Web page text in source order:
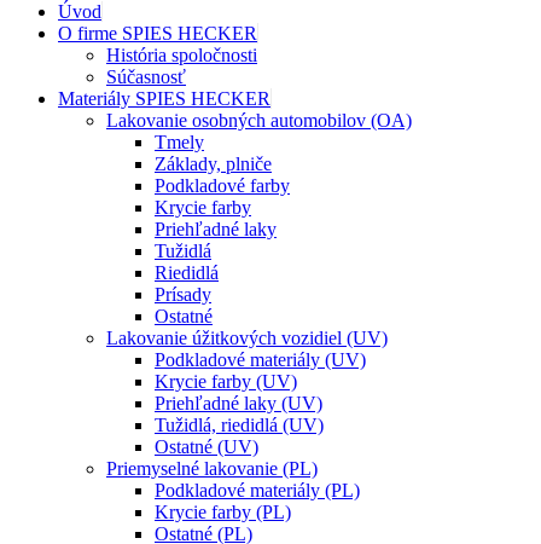
Úvod
O firme SPIES HECKER
História spoločnosti
Súčasnosť
Materiály SPIES HECKER
Lakovanie osobných automobilov (OA)
Tmely
Základy, plniče
Podkladové farby
Krycie farby
Priehľadné laky
Tužidlá
Riedidlá
Prísady
Ostatné
Lakovanie úžitkových vozidiel (UV)
Podkladové materiály (UV)
Krycie farby (UV)
Priehľadné laky (UV)
Tužidlá, riedidlá (UV)
Ostatné (UV)
Priemyselné lakovanie (PL)
Podkladové materiály (PL)
Krycie farby (PL)
Ostatné (PL)